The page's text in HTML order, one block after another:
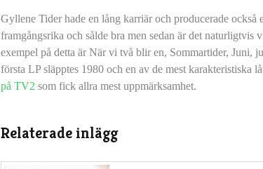
Gyllene Tider hade en lång karriär och producerade också
framgångsrika och sålde bra men sedan är det naturligtvis
exempel på detta är När vi två blir en, Sommartider, Juni,
första LP släpptes 1980 och en av de mest karakteristiska
på TV2 som fick allra mest uppmärksamhet.
Relaterade inlägg